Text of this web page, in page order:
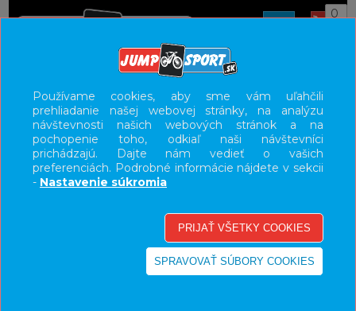
0
UŽÍVATEĽSKÝ PANEL
KATEGÓRIE
HLAVNÉ MENU
Používame cookies, aby sme vám uľahčili
prehliadanie našej webovej stránky, na analýzu
návštevnosti našich webových stránok a na
pochopenie toho, odkiaľ naši návštevníci
prichádzajú. Dajte nám vedieť o vašich
preferenciách. Podrobné informácie nájdete v sekcii
- Nastavenie súkromia